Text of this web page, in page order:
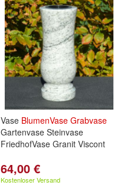
Vase BlumenVase Grabvase
Gartenvase Steinvase
FriedhofVase Granit Viscont
64,00 €
Kostenloser Versand